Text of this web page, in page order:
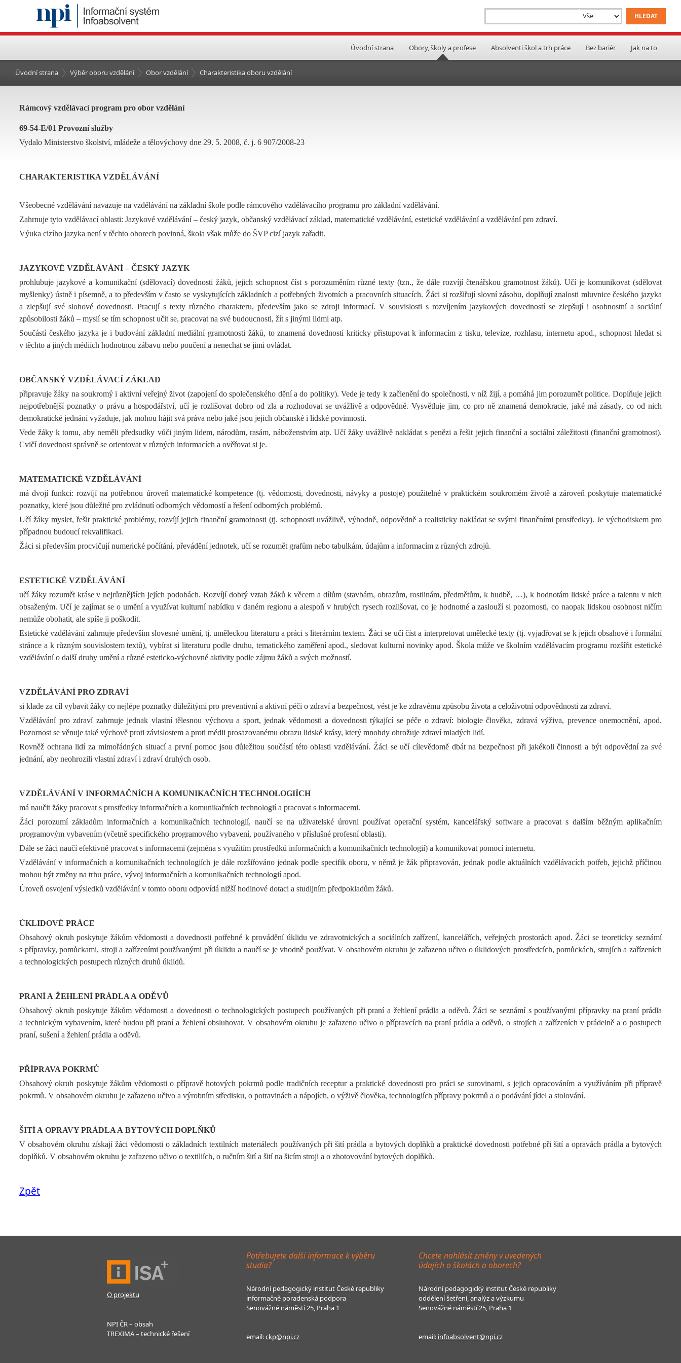
Úvodní strana Obory, školy a profese Absolventi škol a trh práce Bez bariér Jak na to
Úvodní strana Výběr oboru vzdělání Obor vzdělání Charakteristika oboru vzdělání
Rámcový vzdělávací program pro obor vzdělání
69-54-E/01 Provozní služby
Vydalo Ministerstvo školství, mládeže a tělovýchovy dne 29. 5. 2008, č. j. 6 907/2008-23
CHARAKTERISTIKA VZDĚLÁVÁNÍ
Všeobecné vzdělávání navazuje na vzdělávání na základní škole podle rámcového vzdělávacího programu pro základní vzdělávání.
Zahrnuje tyto vzdělávací oblasti: Jazykové vzdělávání – český jazyk, občanský vzdělávací základ, matematické vzdělávání, estetické vzdělávání a vzdělávání pro zdraví.
Výuka cizího jazyka není v těchto oborech povinná, škola však může do ŠVP cizí jazyk zařadit.
JAZYKOVÉ VZDĚLÁVÁNÍ – ČESKÝ JAZYK
prohlubuje jazykové a komunikační (sdělovací) dovednosti žáků, jejich schopnost číst s porozuměním různé texty (tzn., že dále rozvíjí čtenářskou gramotnost žáků). Učí je komunikovat (sdělovat
myšlenky) ústně i písemně, a to především v často se vyskytujících základních a potřebných životních a pracovních situacích. Žáci si rozšiřují slovní zásobu, doplňují znalosti mluvnice českého jazyka
a zlepšují své slohové dovednosti. Pracují s texty různého charakteru, především jako se zdroji informací. V souvislosti s rozvíjením jazykových dovedností se zlepšují i osobnostní a sociální
způsobilosti žáků – myslí se tím schopnost učit se, pracovat na své budoucnosti, žít s jinými lidmi atp.
Součástí českého jazyka je i budování základní mediální gramotnosti žáků, to znamená dovednosti kriticky přistupovat k informacím z tisku, televize, rozhlasu, internetu apod., schopnost hledat si
v těchto a jiných médiích hodnotnou zábavu nebo poučení a nenechat se jimi ovládat.
OBČANSKÝ VZDĚLÁVACÍ ZÁKLAD
připravuje žáky na soukromý i aktivní veřejný život (zapojení do společenského dění a do politiky). Vede je tedy k začlenění do společnosti, v níž žijí, a pomáhá jim porozumět politice. Doplňuje jejich
nejpotřebnější poznatky o právu a hospodářství, učí je rozlišovat dobro od zla a rozhodovat se uvážlivě a odpovědně. Vysvětluje jim, co pro ně znamená demokracie, jaké má zásady, co od nich
demokratické jednání vyžaduje, jak mohou hájit svá práva nebo jaké jsou jejich občanské i lidské povinnosti.
Vede žáky k tomu, aby neměli předsudky vůči jiným lidem, národům, rasám, náboženstvím atp. Učí žáky uvážlivě nakládat s penězi a řešit jejich finanční a sociální záležitosti (finanční gramotnost).
Cvičí dovednost správně se orientovat v různých informacích a ověřovat si je.
MATEMATICKÉ VZDĚLÁVÁNÍ
má dvojí funkci: rozvíjí na potřebnou úroveň matematické kompetence (tj. vědomosti, dovednosti, návyky a postoje) použitelné v praktickém soukromém životě a zároveň poskytuje matematické
poznatky, které jsou důležité pro zvládnutí odborných vědomostí a řešení odborných problémů.
Učí žáky myslet, řešit praktické problémy, rozvíjí jejich finanční gramotnosti (tj. schopnosti uvážlivě, výhodně, odpovědně a realisticky nakládat se svými finančními prostředky). Je východiskem pro
případnou budoucí rekvalifikaci.
Žáci si především procvičují numerické počítání, převádění jednotek, učí se rozumět grafům nebo tabulkám, údajům a informacím z různých zdrojů.
ESTETICKÉ VZDĚLÁVÁNÍ
učí žáky rozumět kráse v nejrůznějších jejích podobách. Rozvíjí dobrý vztah žáků k věcem a dílům (stavbám, obrazům, rostlinám, předmětům, k hudbě, …), k hodnotám lidské práce a talentu v nich
obsaženým. Učí je zajímat se o umění a využívat kulturní nabídku v daném regionu a alespoň v hrubých rysech rozlišovat, co je hodnotné a zaslouží si pozornosti, co naopak lidskou osobnost ničím
nemůže obohatit, ale spíše ji poškodit.
Estetické vzdělávání zahrnuje především slovesné umění, tj. uměleckou literaturu a práci s literárním textem. Žáci se učí číst a interpretovat umělecké texty (tj. vyjadřovat se k jejich obsahové i formální
stránce a k různým souvislostem textů), vybírat si literaturu podle druhu, tematického zaměření apod., sledovat kulturní novinky apod. Škola může ve školním vzdělávacím programu rozšířit estetické
vzdělávání o další druhy umění a různé esteticko-výchovné aktivity podle zájmu žáků a svých možností.
VZDĚLÁVÁNÍ PRO ZDRAVÍ
si klade za cíl vybavit žáky co nejlépe poznatky důležitými pro preventivní a aktivní péči o zdraví a bezpečnost, vést je ke zdravému způsobu života a celoživotní odpovědnosti za zdraví.
Vzdělávání pro zdraví zahrnuje jednak vlastní tělesnou výchovu a sport, jednak vědomosti a dovednosti týkající se péče o zdraví: biologie člověka, zdravá výživa, prevence onemocnění, apod.
Pozornost se věnuje také výchově proti závislostem a proti médii prosazovanému obrazu lidské krásy, který mnohdy ohrožuje zdraví mladých lidí.
Rovněž ochrana lidí za mimořádných situací a první pomoc jsou důležitou součástí této oblasti vzdělávání. Žáci se učí cílevědomě dbát na bezpečnost při jakékoli činnosti a být odpovědní za své
jednání, aby neohrozili vlastní zdraví i zdraví druhých osob.
VZDĚLÁVÁNÍ V INFORMAČNÍCH A KOMUNIKAČNÍCH TECHNOLOGIÍCH
má naučit žáky pracovat s prostředky informačních a komunikačních technologií a pracovat s informacemi.
Žáci porozumí základům informačních a komunikačních technologií, naučí se na uživatelské úrovni používat operační systém, kancelářský software a pracovat s dalším běžným aplikačním
programovým vybavením (včetně specifického programového vybavení, používaného v příslušné profesní oblasti).
Dále se žáci naučí efektivně pracovat s informacemi (zejména s využitím prostředků informačních a komunikačních technologií) a komunikovat pomocí internetu.
Vzdělávání v informačních a komunikačních technologiích je dále rozšiřováno jednak podle specifik oboru, v němž je žák připravován, jednak podle aktuálních vzdělávacích potřeb, jejichž příčinou
mohou být změny na trhu práce, vývoj informačních a komunikačních technologií apod.
Úroveň osvojení výsledků vzdělávání v tomto oboru odpovídá nižší hodinové dotaci a studijním předpokladům žáků.
ÚKLIDOVÉ PRÁCE
Obsahový okruh poskytuje žákům vědomosti a dovednosti potřebné k provádění úklidu ve zdravotnických a sociálních zařízení, kancelářích, veřejných prostorách apod. Žáci se teoreticky seznámí
s přípravky, pomůckami, stroji a zařízeními používanými při úklidu a naučí se je vhodně používat. V obsahovém okruhu je zařazeno učivo o úklidových prostředcích, pomůckách, strojích a zařízeních
a technologických postupech různých druhů úklidů.
PRANÍ A ŽEHLENÍ PRÁDLA A ODĚVŮ
Obsahový okruh poskytuje žákům vědomosti a dovednosti o technologických postupech používaných při praní a žehlení prádla a oděvů. Žáci se seznámí s používanými přípravky na praní prádla
a technickým vybavením, které budou při praní a žehlení obsluhovat. V obsahovém okruhu je zařazeno učivo o přípravcích na praní prádla a oděvů, o strojích a zařízeních v prádelně a o postupech
praní, sušení a žehlení prádla a oděvů.
PŘÍPRAVA POKRMŮ
Obsahový okruh poskytuje žákům vědomosti o přípravě hotových pokrmů podle tradičních receptur a praktické dovednosti pro práci se surovinami, s jejich opracováním a využíváním při přípravě
pokrmů. V obsahovém okruhu je zařazeno učivo a výrobním středisku, o potravinách a nápojích, o výživě člověka, technologiích přípravy pokrmů a o podávání jídel a stolování.
ŠITÍ A OPRAVY PRÁDLA A BYTOVÝCH DOPLŇKŮ
V obsahovém okruhu získají žáci vědomosti o základních textilních materiálech používaných při šití prádla a bytových doplňků a praktické dovednosti potřebné při šití a opravách prádla a bytových
doplňků. V obsahovém okruhu je zařazeno učivo o textiliích, o ručním šití a šití na šicím stroji a o zhotovování bytových doplňků.
Zpět
O projektu
NPI ČR – obsah
TREXIMA – technické řešení
Potřebujete další informace k výběru
studia?
Národní pedagogický institut České republiky
informačně poradenská podpora
Senovážné náměstí 25, Praha 1
email:ckp@npi.cz
Chcete nahlásit změny v uvedených
údajích o školách a oborech?
Národní pedagogický institut České republiky
oddělení šetření, analýz a výzkumu
Senovážné náměstí 25, Praha 1
email: infoabsolvent@npi.cz